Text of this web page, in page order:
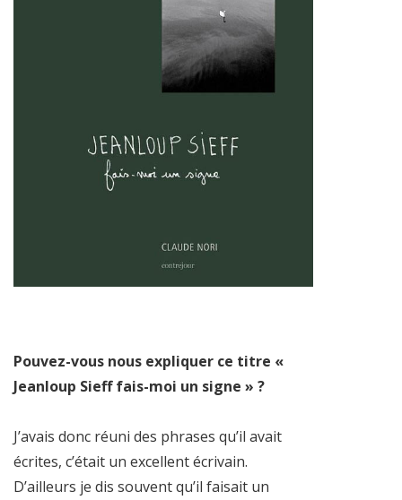
Pouvez-vous nous expliquer ce titre «
Jeanloup Sieff fais-moi un signe » ?
J’avais donc réuni des phrases qu’il avait
écrites, c’était un excellent écrivain.
D’ailleurs je dis souvent qu’il faisait un